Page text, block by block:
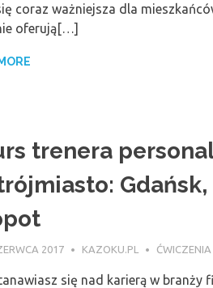
coraz ważniejsza dla
oferują[…]
trenera
Gdańsk,
2017 KAZOKU.PL
się nad karierą w branży